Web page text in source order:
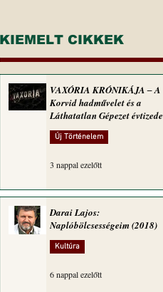
KIEMELT CIKKEK
VAXÓRIA KRÓNIKÁJA ‒ A
Korvid hadművelet és a
Láthatatlan Gépezet évtizede
Új Történelem
3 nappal ezelőtt
Darai Lajos:
Naplóbölcsességeim (2018)
Kultúra
6 nappal ezelőtt